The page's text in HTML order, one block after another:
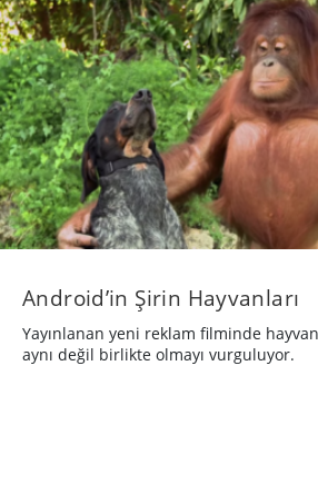
Android’in Şirin Hayvanları
Yayınlanan yeni reklam filminde
aynı değil birlikte olmayı vurguluyor.